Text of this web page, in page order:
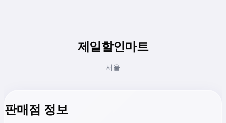
제일할인마트
서울
판매점 정보